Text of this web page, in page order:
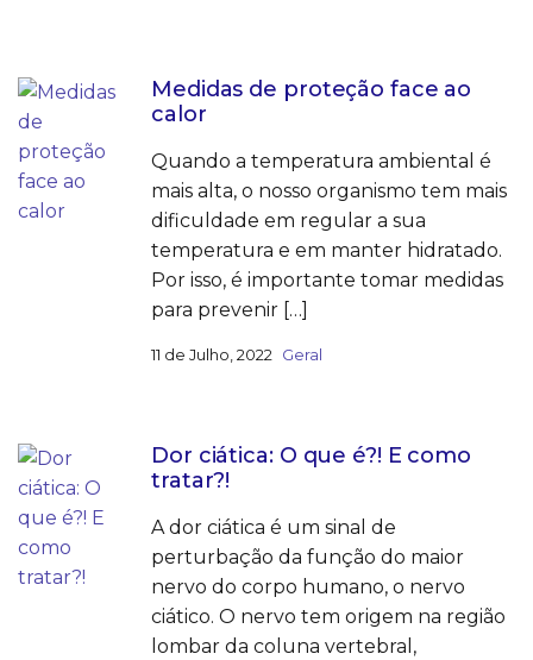
Medidas de proteção face ao
calor
Quando a temperatura ambiental é
mais alta, o nosso organismo tem mais
dificuldade em regular a sua
temperatura e em manter hidratado.
Por isso, é importante tomar medidas
para prevenir […]
11 de Julho, 2022 Geral
Dor ciática: O que é?! E como
tratar?!
A dor ciática é um sinal de
perturbação da função do maior
nervo do corpo humano, o nervo
ciático. O nervo tem origem na região
lombar da coluna vertebral,